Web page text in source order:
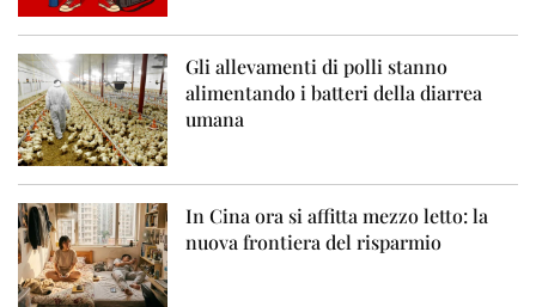
Gli allevamenti di polli stanno
alimentando i batteri della diarrea
umana
In Cina ora si affitta mezzo letto: la
nuova frontiera del risparmio